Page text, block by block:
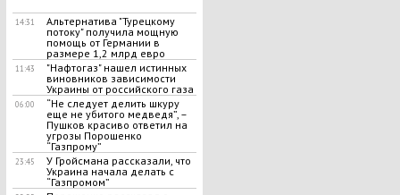
14:31
Альтернатива "Турецкому
потоку" получила мощную
помощь от Германии в
размере 1,2 млрд евро
11:43
"Нафтогаз" нашел истинных
виновников зависимости
Украины от российского газа
06:00
“Не следует делить шкуру
еще не убитого медведя”, –
Пушков красиво ответил на
угрозы Порошенко
“Газпрому”
23:45
У Гройсмана рассказали, что
Украина начала делать с
“Газпромом”